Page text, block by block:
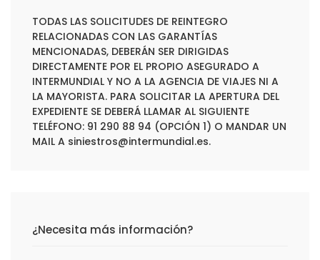
TODAS LAS SOLICITUDES DE REINTEGRO
RELACIONADAS CON LAS GARANTÍAS
MENCIONADAS, DEBERÁN SER DIRIGIDAS
DIRECTAMENTE POR EL PROPIO ASEGURADO A
INTERMUNDIAL Y NO A LA AGENCIA DE VIAJES NI A
LA MAYORISTA. PARA SOLICITAR LA APERTURA DEL
EXPEDIENTE SE DEBERÁ LLAMAR AL SIGUIENTE
TELÉFONO: 91 290 88 94 (OPCIÓN 1) O MANDAR UN
MAIL A siniestros@intermundial.es.
¿Necesita más información?